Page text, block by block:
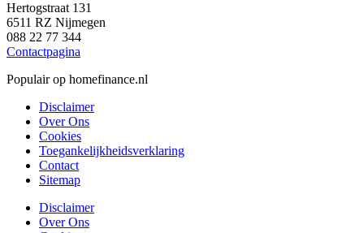
Hertogstraat 131
6511 RZ Nijmegen
088 22 77 344
Contactpagina
Populair op homefinance.nl
Disclaimer
Over Ons
Cookies
Toegankelijkheidsverklaring
Contact
Sitemap
Disclaimer
Over Ons